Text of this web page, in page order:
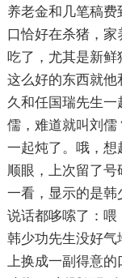
养老金和几笔稿
口恰好在杀猪，
吃了，尤其是新鲜
这么好的东西就他
久和任国瑞先生
儒，难道就叫刘儒
一起炖了。哦，
顺眼，上次留了号
一看，显示的是
说话都哆嗦了：喂
韩少功先生没好气
上换成一副得意的